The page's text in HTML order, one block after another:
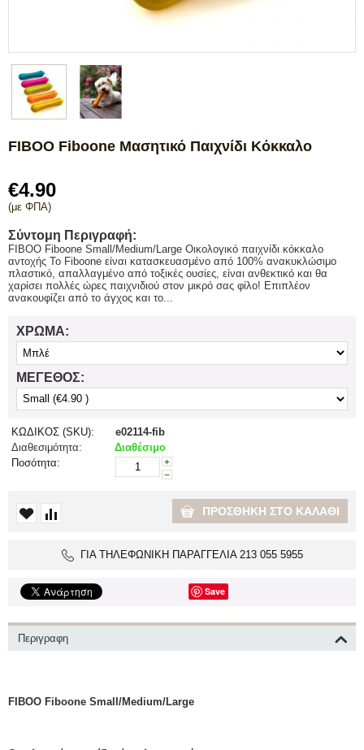
FIBOO Fiboone Μασητικό Παιχνίδι Κόκκαλο
€4.90
(με ΦΠΑ)
Σύντομη Περιγραφή:
FIBOO Fiboone Small/Medium/Large Οικολογικό παιχνίδι κόκκαλο
αντοχής Το Fiboone είναι κατασκευασμένο από 100% ανακυκλώσιμο
πλαστικό, απαλλαγμένο από τοξικές ουσίες, είναι ανθεκτικό και θα
χαρίσει πολλές ώρες παιχνιδιού στον μικρό σας φίλο! Επιπλέον
ανακουφίζει από το άγχος και το...
ΧΡΏΜΑ:
ΜΈΓΕΘΟΣ:
ΚΩΔΙΚΟΣ (SKU):
e02114-fib
Διαθεσιμότητα: Διαθέσιμο
Ποσότητα:
+
−
ΠΡΟΣΘΉΚΗ ΣΤΟ ΚΑΛΆΘΙ
ΓΙΑ ΤΗΛΕΦΩΝΙΚΗ ΠΑΡΑΓΓΕΛΙΑ 213 055 5955
Save
Περιγραφη
FIBOO Fiboone Small/Medium/Large